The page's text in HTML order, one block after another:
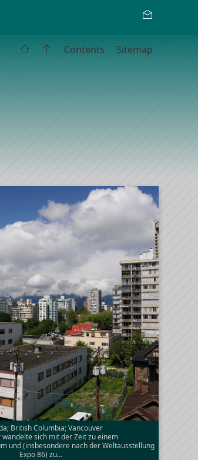
Contents Sitemap
British Columbia; Vancouver
wandelte sich mit der Zeit zu einem
und (insbesondere nach der Weltausstellung
Expo 86) zu…